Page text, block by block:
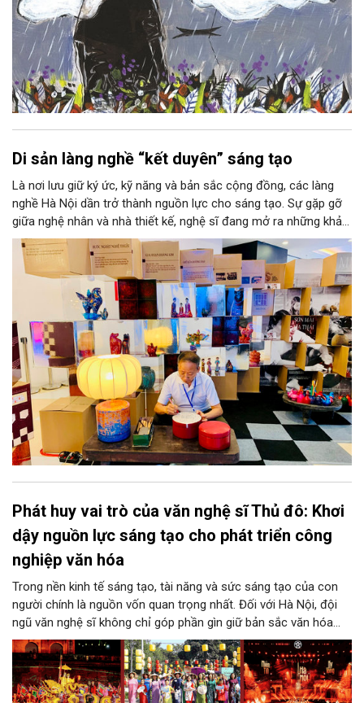
Di sản làng nghề “kết duyên” sáng tạo
Là nơi lưu giữ ký ức, kỹ năng và bản sắc cộng đồng, các làng
nghề Hà Nội dần trở thành nguồn lực cho sáng tạo. Sự gặp gỡ
giữa nghệ nhân và nhà thiết kế, nghệ sĩ đang mở ra những khả
năng phát triển mới cho thủ công đương đại trên nền tảng di
sản. Từ những cuộc “kết duyên” đầy cảm hứng ấy, Hà Nội đang
khơi thông mạch ngầm của hệ sinh thái thủ công, biến vốn cổ
thành động lực bền vững cho tương lai.
Phát huy vai trò của văn nghệ sĩ Thủ đô: Khơi
dậy nguồn lực sáng tạo cho phát triển công
nghiệp văn hóa
Trong nền kinh tế sáng tạo, tài năng và sức sáng tạo của con
người chính là nguồn vốn quan trọng nhất. Đối với Hà Nội, đội
ngũ văn nghệ sĩ không chỉ góp phần gìn giữ bản sắc văn hóa
mà còn giữ vai trò trung tâm trong quá trình hình thành các sản
phẩm công nghiệp văn hóa có giá trị. Khơi dậy, phát huy và tạo
điều kiện để nguồn lực sáng tạo ấy phát triển sẽ là “chìa khóa”
để Hà Nội khai thác hiệu quả tiềm năng văn hóa, nâng cao năng